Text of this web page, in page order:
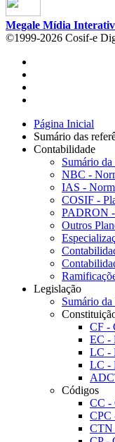
Megale Mídia
©1999-2026 Cosif-e
Página Inicial
Sumário das
Contabilidade
Sumário
NBC -
IAS -
COSIF -
PADRON -
Outros
Legislação
Sumário
CF -
EC -
LC -
LC -
Códigos
CC -
CPC
CTN